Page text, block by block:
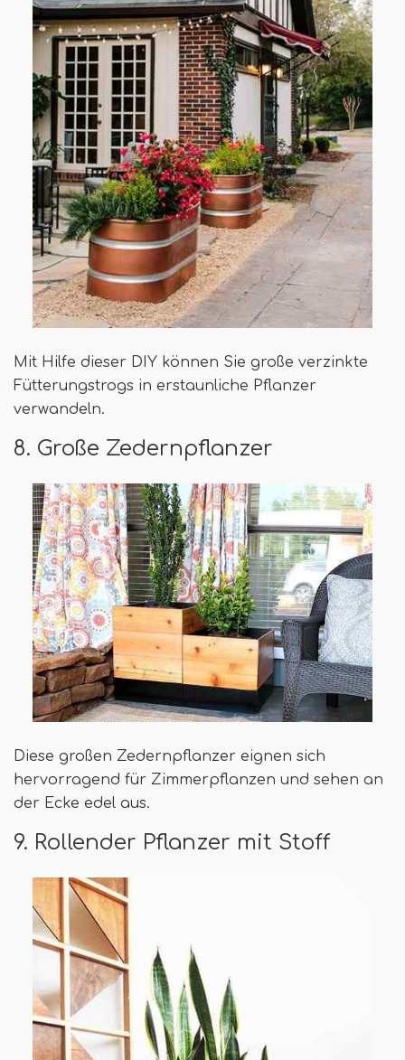
Mit Hilfe dieser DIY können Sie große verzinkte
Fütterungstrogs in erstaunliche Pflanzer
verwandeln.
8. Große Zedernpflanzer
Diese großen Zedernpflanzer eignen sich
hervorragend für Zimmerpflanzen und sehen an
der Ecke edel aus.
9. Rollender Pflanzer mit Stoff